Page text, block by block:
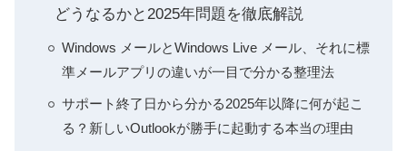
どうなるかと2025年問題を徹底解説
Windows メールとWindows Live メール、それに標
準メールアプリの違いが一目で分かる整理法
サポート終了日から分かる2025年以降に何が起こ
る？新しいOutlookが勝手に起動する本当の理由